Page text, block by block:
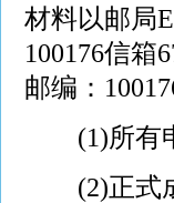
材料以邮局
100176信箱
邮编：
(1)所有
(2)正式成